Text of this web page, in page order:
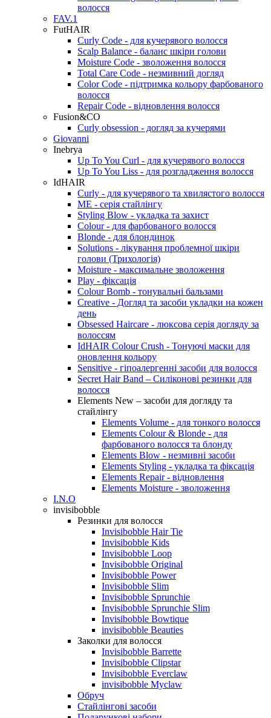
волосся
FAV.1
FutHAIR
Curly Code - для кучерявого волосся
Scalp Balance - баланс шкіри голови
Moisture Code - зволоження волосся
Total Care Code - незмивний догляд
Color Code - підтримка кольору фарбованого
волосся
Repair Code - відновлення волосся
Fusion&CO
Curly obsession - догляд за кучерями
Giovanni
Inebrya
Up To You Curl - для кучерявого волосся
Up To You Liss - для розгладження волосся
IdHAIR
Curly - для кучерявого та хвилястого волосся
ME - cерія стайлінгу
Styling Blow - укладка та захист
Colour - для фарбованого волосся
Blonde - для блондинок
Solutions - лікування проблемної шкіри
голови (Трихологія)
Moisture - максимальне зволоження
Play - фіксація
Colour Bomb - тонувальні бальзами
Creative - Догляд та засоби укладки на кожен
день
Obsessed Haircare - люксова серія догляду за
волоссям
IdHAIR Colour Crush - Тонуючі маски для
оновлення кольору
Sensitive - гіпоалергенні засоби для волосся
Secret Hair Band – Силіконові резинки для
волосся
Elements New – засоби для догляду та
стайлінгу
Elements Volume - для тонкого волосся
Elements Colour & Blonde - для
фарбованого волосся та блонду
Elements Blow - незмивні засоби
Elements Styling - укладка та фіксація
Elements Repair - відновлення
Elements Moisture - зволоження
I.N.O
invisibobble
Резинки для волосся
Invisibobble Hair Tie
Invisibobble Kids
Invisibobble Loop
Invisibobble Original
Invisibobble Power
Invisibobble Slim
Invisibobble Sprunchie
Invisibobble Sprunchie Slim
Invisibobble Bowtique
invisibobble Beauties
Заколки для волосся
Invisibobble Barrette
Invisibobble Clipstar
Invisibobble Everclaw
invisibobble Myclaw
Обруч
Стайлінгові засоби